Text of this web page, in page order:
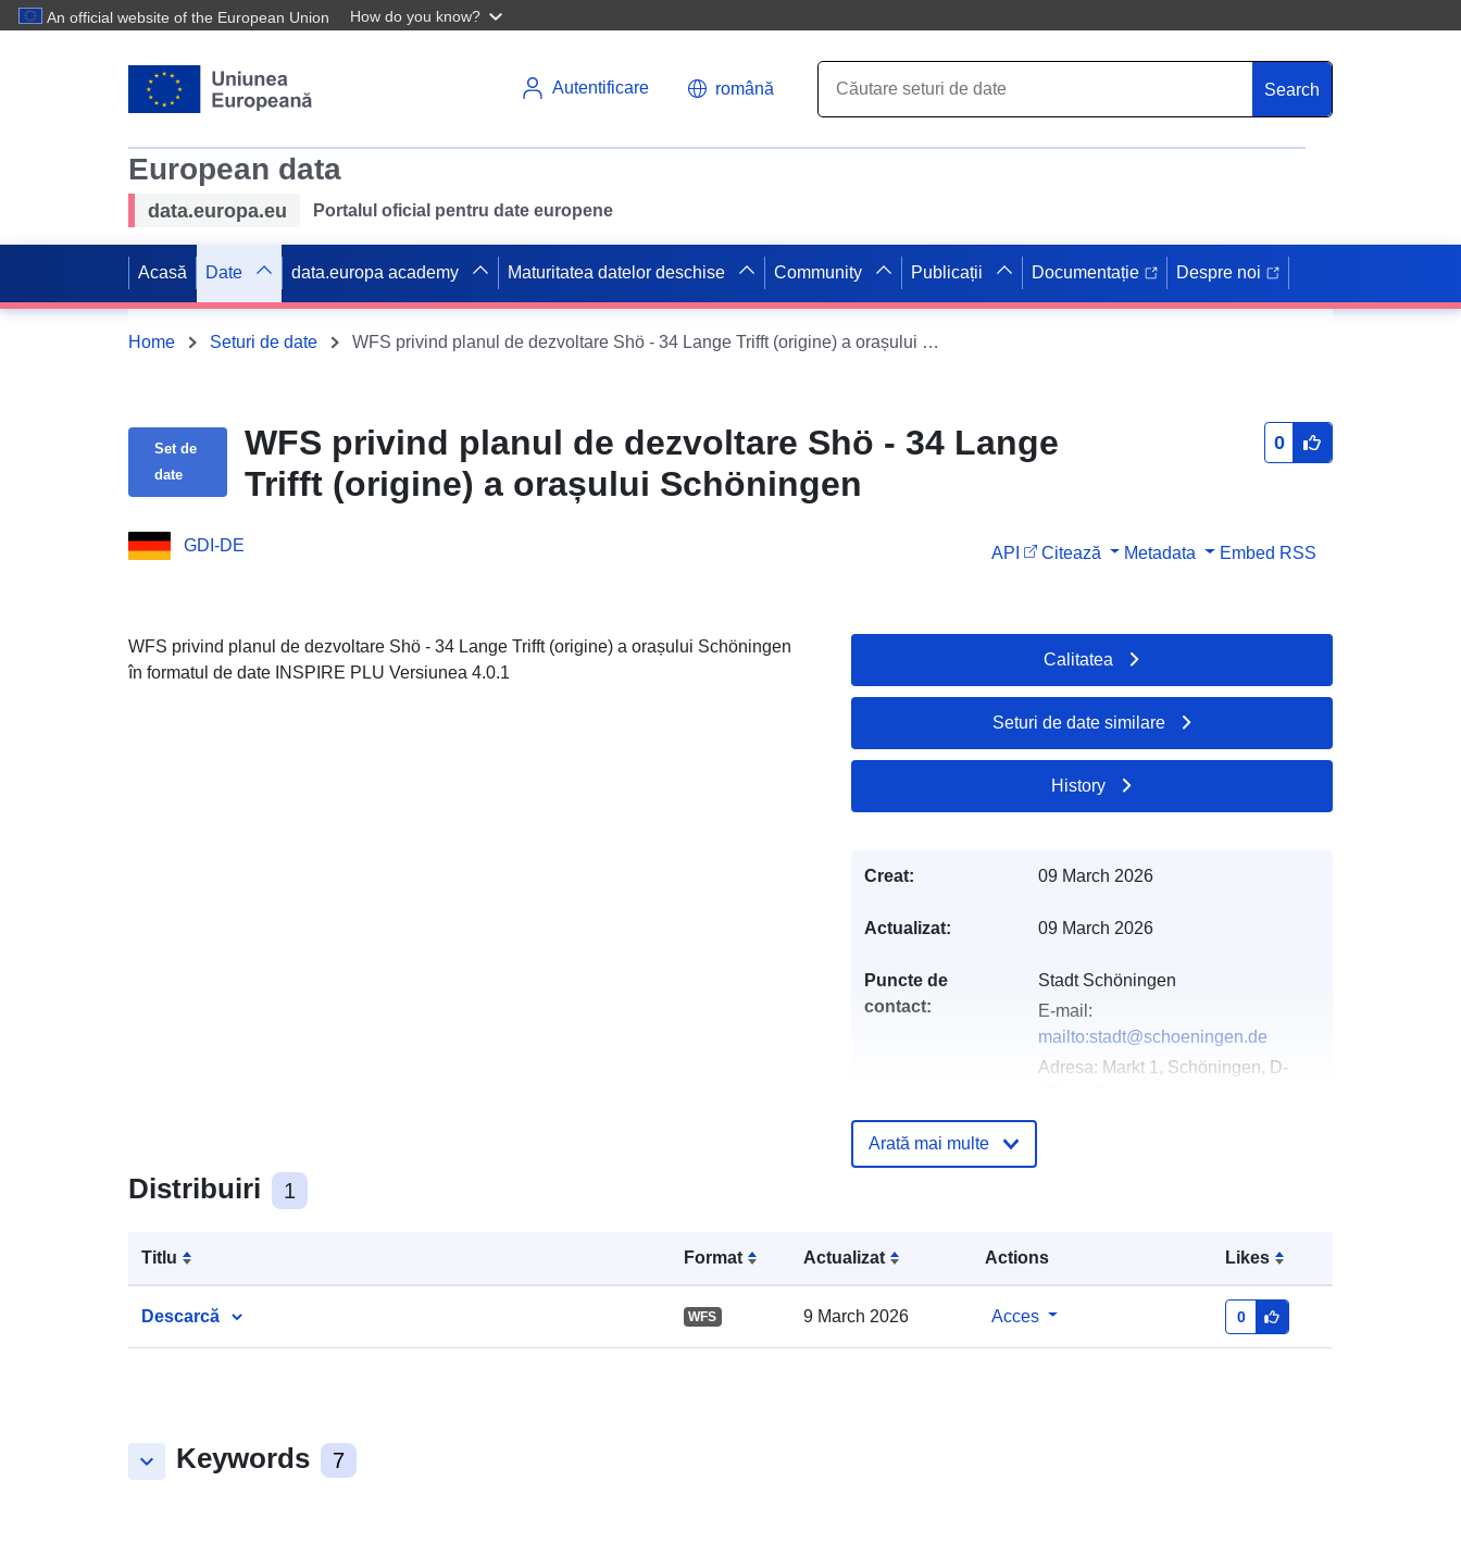
An official website of the European Union How do you know?
Autentificare română Search
European data
data.europa.eu Portalul oficial pentru date europene
Acasă Date data.europa academy Maturitatea datelor deschise Community Publicații Documentație Despre noi
Home Seturi de date WFS privind planul de dezvoltare Shö - 34 Lange Trifft (origine) a orașului Schöningen
Set de
date
WFS privind planul de dezvoltare Shö - 34 Lange
Trifft (origine) a orașului Schöningen
0
GDI-DE API Citează Metadata Embed RSS
WFS privind planul de dezvoltare Shö - 34 Lange Trifft (origine) a orașului Schöningen
în formatul de date INSPIRE PLU Versiunea 4.0.1
Distribuiri 1
Titlu Format Actualizat Actions Likes
Descarcă WFS 9 March 2026 Acces 0
keyboard_arrow_down Keywords 7
Calitatea
Seturi de date similare
History
Creat: 09 March 2026
Actualizat: 09 March 2026
Puncte de
contact:
Stadt Schöningen
E-mail:
mailto:stadt@schoeningen.de
Adresa: Markt 1, Schöningen, D-
Registru catalog: Adăugat la data.europa.eu: 21 March
2026
Arată mai multe